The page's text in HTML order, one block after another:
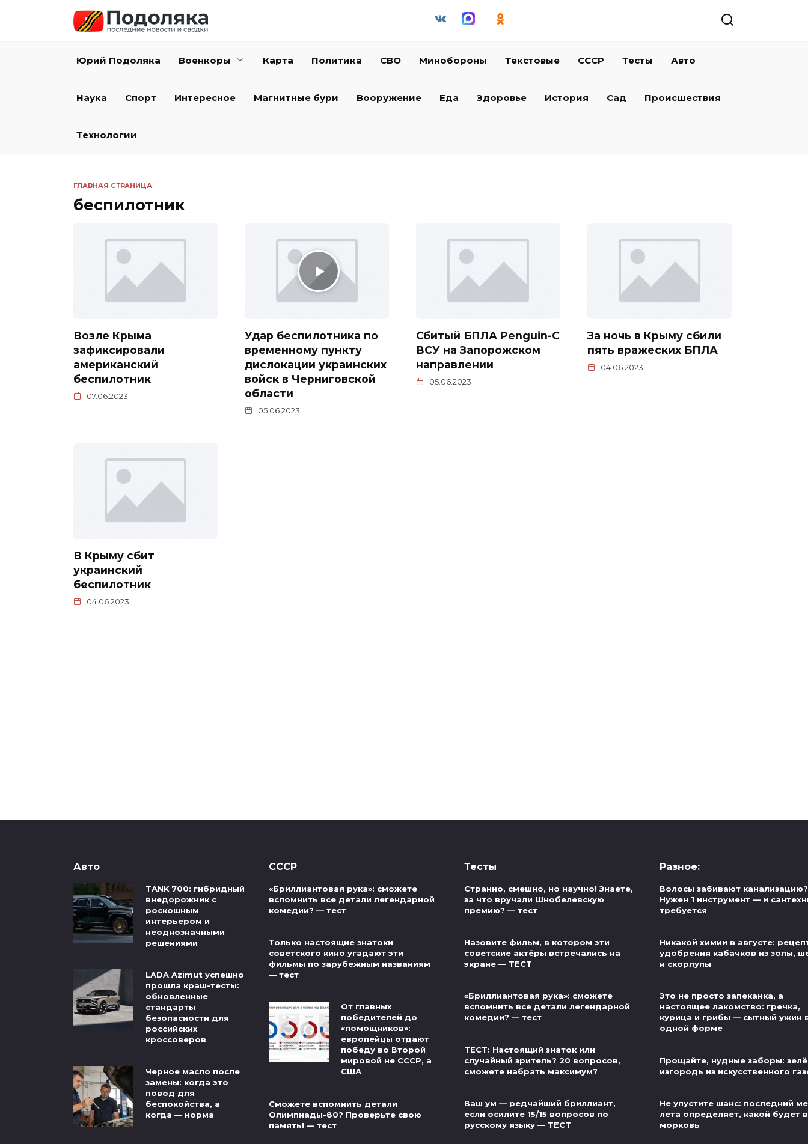
Юрий Подоляка Военкоры Карта Политика СВО Минобороны Текстовые СССР Тесты Авто
Наука Спорт Интересное Магнитные бури Вооружение Еда Здоровье История Сад Происшествия
Технологии
ГЛАВНАЯ СТРАНИЦА
беспилотник
Возле Крыма
зафиксировали
американский
беспилотник
07.06.2023
Удар беспилотника по
временному пункту
дислокации украинских
войск в Черниговской
области
05.06.2023
Сбитый БПЛА Penguin-C
ВСУ на Запорожском
направлении
05.06.2023
За ночь в Крыму сбили
пять вражеских БПЛА
04.06.2023
В Крыму сбит
украинский
беспилотник
04.06.2023
Авто
TANK 700: гибридный
внедорожник с
роскошным
интерьером и
неоднозначными
решениями
LADA Azimut успешно
прошла краш-тесты:
обновленные
стандарты
безопасности для
российских
кроссоверов
Черное масло после
замены: когда это
повод для
беспокойства, а
когда — норма
СССР
«Бриллиантовая рука»: сможете
вспомнить все детали легендарной
комедии? — тест
Только настоящие знатоки
советского кино угадают эти
фильмы по зарубежным названиям
— тест
От главных
победителей до
«помощников»:
европейцы отдают
победу во Второй
мировой не СССР, а
США
Сможете вспомнить детали
Олимпиады-80? Проверьте свою
память! — тест
Тесты
Странно, смешно, но научно! Знаете,
за что вручали Шнобелевскую
премию? — тест
Назовите фильм, в котором эти
советские актёры встречались на
экране — ТЕСТ
«Бриллиантовая рука»: сможете
вспомнить все детали легендарной
комедии? — тест
ТЕСТ: Настоящий знаток или
случайный зритель? 20 вопросов,
сможете набрать максимум?
Ваш ум — редчайший бриллиант,
если осилите 15/15 вопросов по
русскому языку — ТЕСТ
Разное:
Волосы забивают канализацию?
Нужен 1 инструмент — и
требуется
Никакой химии в августе:
удобрения кабачков из золы,
и скорлупы
Это не просто запеканка, а
настоящее лакомство: гречка,
курица и грибы — сытный ужин
одной форме
Прощайте, нудные заборы:
изгородь из искусственного
Не упустите шанс: последний
лета определяет, какой будет
морковь